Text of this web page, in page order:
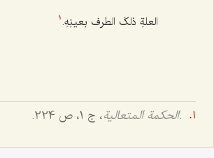
العلةِ ذلکَ الطرف بعینِهِ. 1
.الحکمة المتعالیة، ج 1، ص 224.